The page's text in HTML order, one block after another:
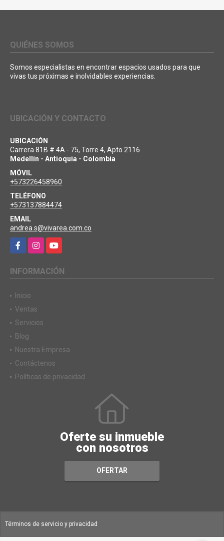
QUIÉNES SOMOS
Somos especialistas en encontrar espacios usados para que
vivas tus próximas e inolvidables experiencias.
UBICACIÓN Y CONTACTO
UBICACIÓN
Carrera 81B # 4A - 75, Torre 4, Apto 2116
Medellín - Antioquia - Colombia
MÓVIL
+573226458960
TELÉFONO
+573137884474
EMAIL
andrea.s@vivarea.com.co
FacebookInstagramYouTube
INFORMACIÓN
Inicio
Ventas
Servicios
Blog
Nuestra Empresa
Contáctenos
Políticas de privacidad
Oferte su inmueble
con nosotros
OFERTAR
Términos de servicio y privacidad